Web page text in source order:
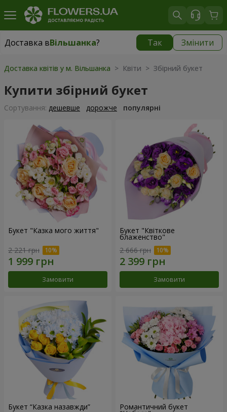
Доставка вВільшанка? Так Змінити
Доставка вВільшанка|
Доставка квітів у м. Вільшанка > Квіти > Збірний букет
Купити збірний букет
Сортування: дешевше дорожче популярні
Букет "Казка мого життя"
2 221 грн
Замовити
Букет "Квіткове
блаженство"
2 666 грн
Замовити
Букет “Казка назавжди” Романтичний букет